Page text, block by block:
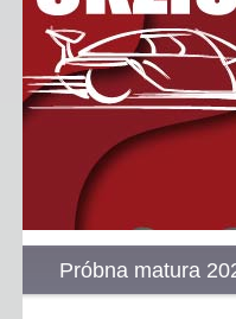
Próbna matura